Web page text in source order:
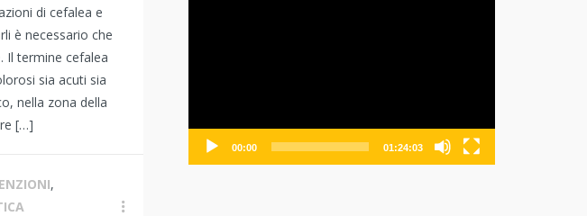
di cefalea e
è necessario che
Il termine cefalea
sia acuti sia
nella zona della
[…]
,
00:00 01:24:03